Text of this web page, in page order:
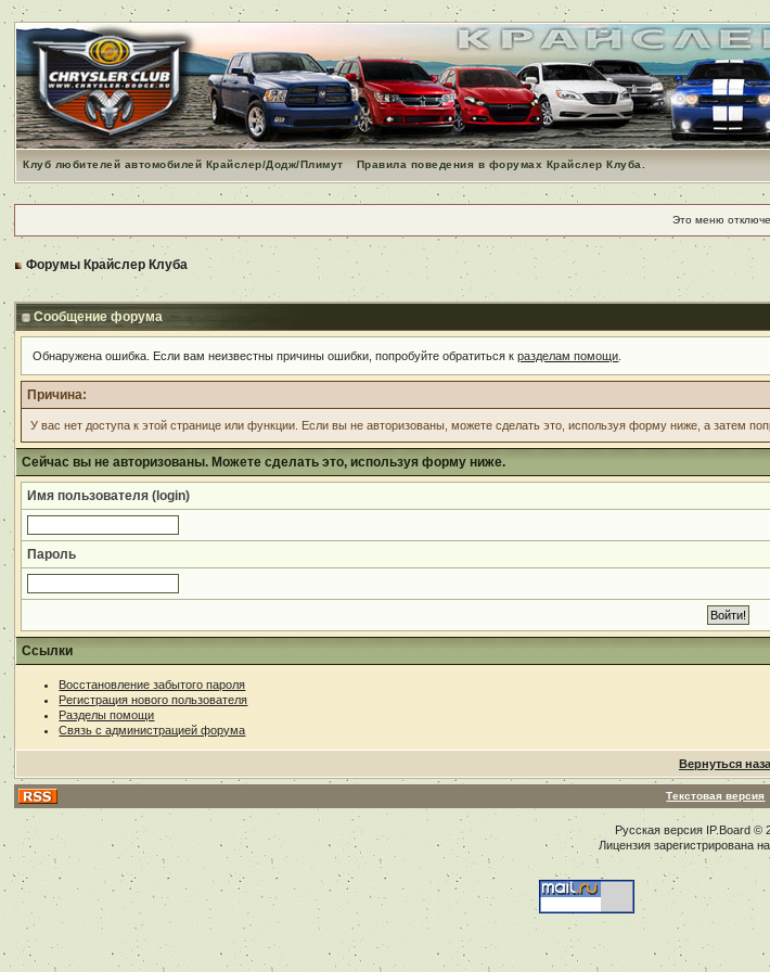
Клуб любителей автомобилей Крайслер/Додж/Плимут Правила поведения в форумах Крайслер Клуба.
Это меню
Форумы Крайслер Клуба
Сообщение форума
Обнаружена ошибка. Если вам неизвестны причины ошибки, попробуйте обратиться кразделам помощи
Причина:
У вас нет доступа к этой странице или функции. Если вы не авторизованы, можете сделать это, используя форму ниже, а затем
Сейчас вы не авторизованы. Можете сделать это, используя форму ниже.
Имя пользователя (login)
Пароль
Ссылки
Восстановление забытого пароля
Регистрация нового пользователя
Разделы помощи
Связь с администрацией форума
Вернуться
Текстовая версия
Русская версия IP.Board©
Лицензия зарегистрирована